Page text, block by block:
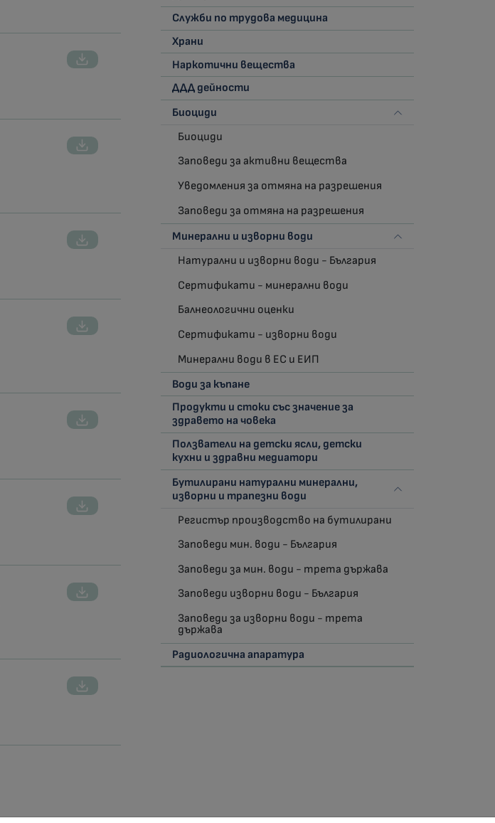
Служби по трудова медицина
Храни
Наркотични вещества
ДДД дейности
Биоциди
Биоциди
Заповеди за активни вещества
Уведомления за отмяна на разрешения
Заповеди за отмяна на разрешения
Минерални и изворни води
Натурални и изворни води - България
Сертификати - минерални води
Балнеологични оценки
Сертификати - изворни води
Минерални води в ЕС и ЕИП
Води за къпане
Продукти и стоки със значение за
здравето на човека
Ползватели на детски ясли, детски
кухни и здравни медиатори
Бутилирани натурални минерални,
изворни и трапезни води
Регистър производство на бутилирани
Заповеди мин. води - България
Заповеди за мин. води - трета държава
Заповеди изворни води - България
Заповеди за изворни води - трета
държава
Радиологична апаратура